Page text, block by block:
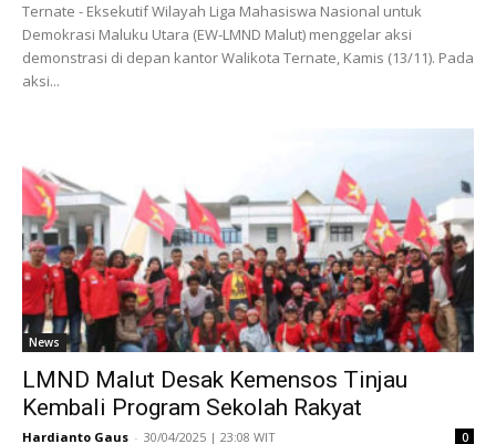
Ternate - Eksekutif Wilayah Liga Mahasiswa Nasional untuk
Demokrasi Maluku Utara (EW-LMND Malut) menggelar aksi
demonstrasi di depan kantor Walikota Ternate, Kamis (13/11). Pada
aksi...
News
LMND Malut Desak Kemensos Tinjau
Kembali Program Sekolah Rakyat
Hardianto Gaus - 30/04/2025 | 23:08 WIT 0